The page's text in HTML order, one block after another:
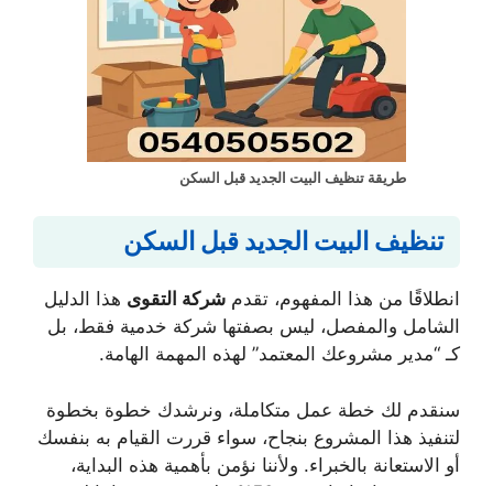
طريقة تنظيف البيت الجديد قبل السكن
تنظيف البيت الجديد قبل السكن
انطلاقًا من هذا المفهوم، تقدم شركة التقوى هذا الدليل
الشامل والمفصل، ليس بصفتها شركة خدمية فقط، بل
كـ “مدير مشروعك المعتمد” لهذه المهمة الهامة.
سنقدم لك خطة عمل متكاملة، ونرشدك خطوة بخطوة
لتنفيذ هذا المشروع بنجاح، سواء قررت القيام به بنفسك
أو الاستعانة بالخبراء. ولأننا نؤمن بأهمية هذه البداية،